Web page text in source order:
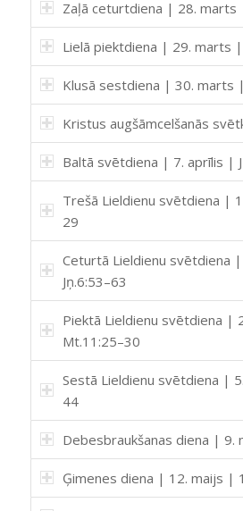
Zaļā ceturtdiena | 28. marts
Lielā piektdiena | 29. marts
Klusā sestdiena | 30. marts
Kristus augšāmcelšanās
Baltā svētdiena | 7. aprīlis |
Trešā Lieldienu svētdiena |
29
Ceturtā Lieldienu svētdiena
Jņ.6:53–63
Piektā Lieldienu svētdiena |
Mt.11:25–30
Sestā Lieldienu svētdiena |
44
Debesbraukšanas diena | 9.
Ģimenes diena | 12. maijs |